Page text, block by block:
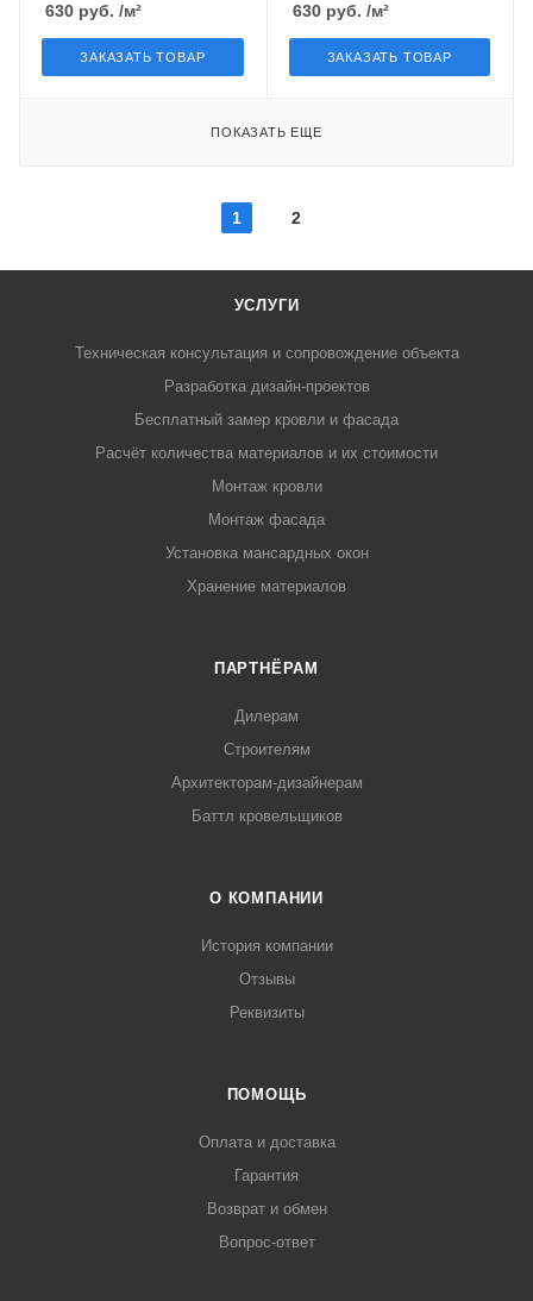
630 руб. /м²
ЗАКАЗАТЬ ТОВАР
630руб. /м²
ЗАКАЗАТЬ ТОВАР
ПОКАЗАТЬ ЕЩЕ
1 2
УСЛУГИ
Техническая консультация и сопровождение объекта
Разработка дизайн-проектов
Бесплатный замер кровли и фасада
Расчёт количества материалов и их стоимости
Монтаж кровли
Монтаж фасада
Установка мансардных окон
Хранение материалов
ПАРТНЁРАМ
Дилерам
Строителям
Архитекторам-дизайнерам
Баттл кровельщиков
О КОМПАНИИ
История компании
Отзывы
Реквизиты
ПОМОЩЬ
Оплата и доставка
Гарантия
Возврат и обмен
Вопрос-ответ